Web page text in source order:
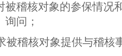
被稽核对象的参保情况
问；
被稽核对象提供与稽核